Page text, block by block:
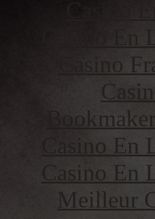
Casino
Casino En
Casino En
Meilleur